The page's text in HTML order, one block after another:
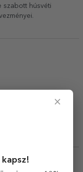
szabott húsvéti
.
tuturor
×
kapsz!